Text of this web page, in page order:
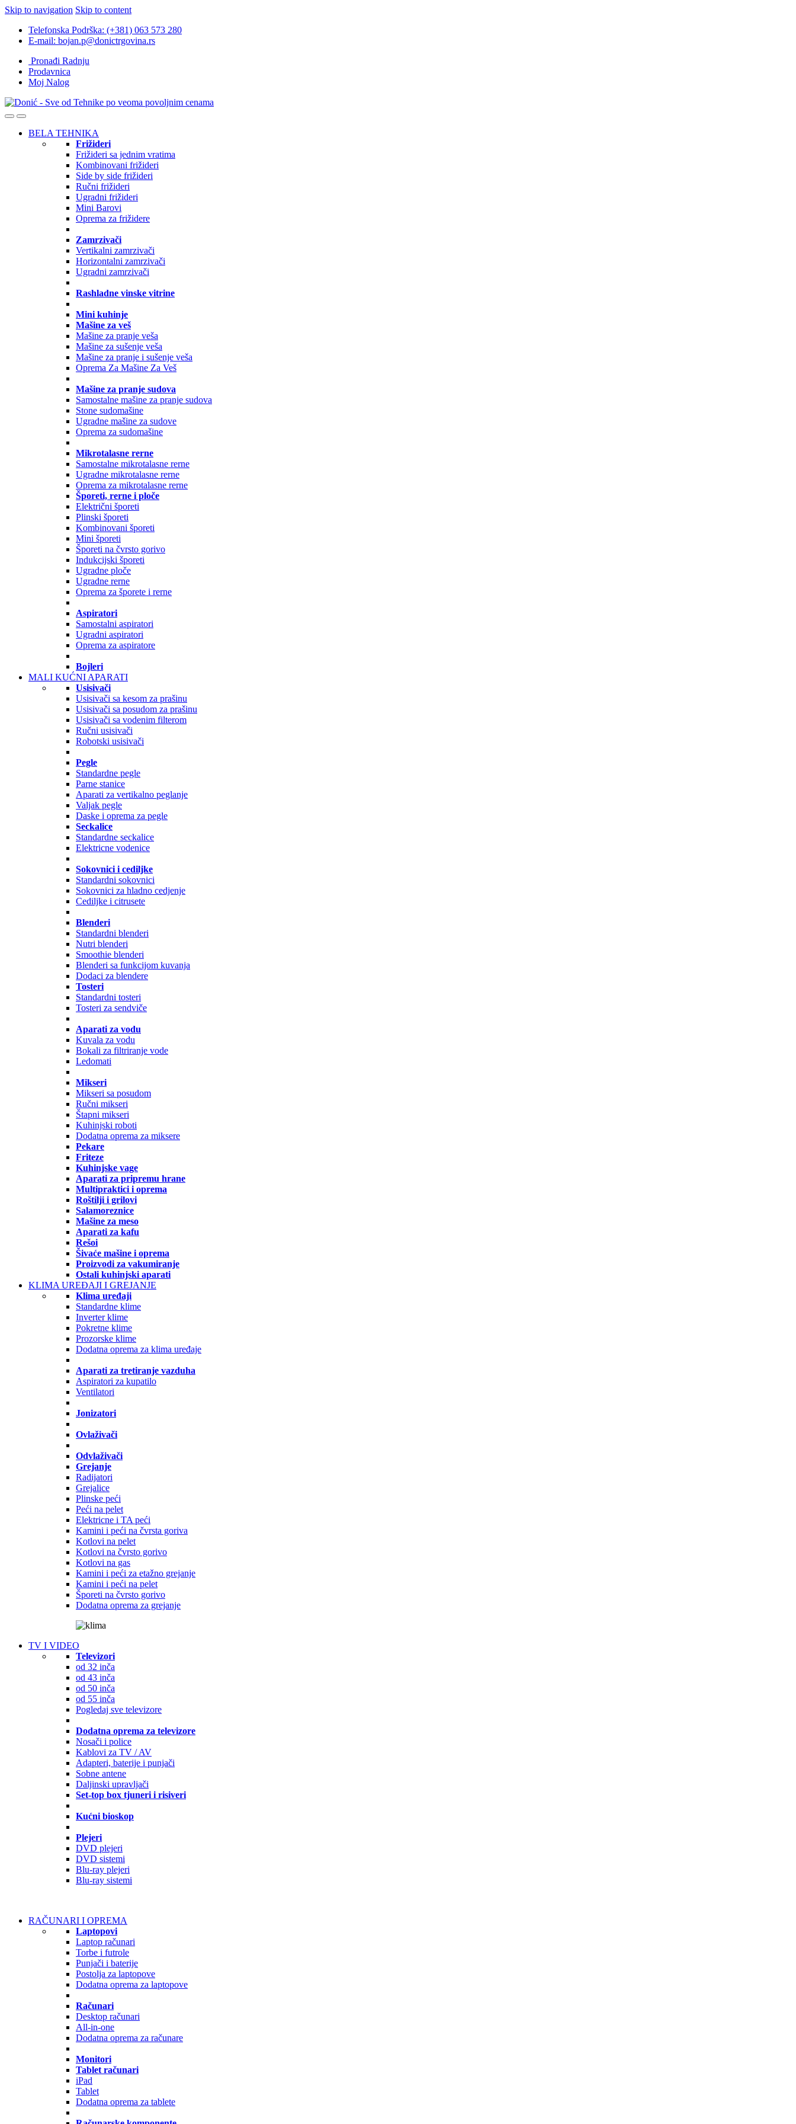
Skip to navigation Skip to content
Telefonska Podrška: (+381) 063 573 280
E-mail: bojan.p@donictrgovina.rs
Pronađi Radnju
Prodavnica
Moj Nalog
BELA TEHNIKA
Frižideri
Frižideri sa jednim vratima
Kombinovani frižideri
Side by side frižideri
Ručni frižideri
Ugradni frižideri
Mini Barovi
Oprema za frižidere
Zamrzivači
Vertikalni zamrzivači
Horizontalni zamrzivači
Ugradni zamrzivači
Rashladne vinske vitrine
Mini kuhinje
Mašine za veš
Mašine za pranje veša
Mašine za sušenje veša
Mašine za pranje i sušenje veša
Oprema Za Mašine Za Veš
Mašine za pranje sudova
Samostalne mašine za pranje sudova
Stone sudomašine
Ugradne mašine za sudove
Oprema za sudomašine
Mikrotalasne rerne
Samostalne mikrotalasne rerne
Ugradne mikrotalasne rerne
Oprema za mikrotalasne rerne
Šporeti, rerne i ploče
Električni šporeti
Plinski šporeti
Kombinovani šporeti
Mini šporeti
Šporeti na čvrsto gorivo
Indukcijski šporeti
Ugradne ploče
Ugradne rerne
Oprema za šporete i rerne
Aspiratori
Samostalni aspiratori
Ugradni aspiratori
Oprema za aspiratore
Bojleri
MALI KUĆNI APARATI
Usisivači
Usisivači sa kesom za prašinu
Usisivači sa posudom za prašinu
Usisivači sa vodenim filterom
Ručni usisivači
Robotski usisivači
Pegle
Standardne pegle
Parne stanice
Aparati za vertikalno peglanje
Valjak pegle
Daske i oprema za pegle
Seckalice
Standardne seckalice
Elektricne vodenice
Sokovnici i cediljke
Standardni sokovnici
Sokovnici za hladno cedjenje
Cediljke i citrusete
Blenderi
Standardni blenderi
Nutri blenderi
Smoothie blenderi
Blenderi sa funkcijom kuvanja
Dodaci za blendere
Tosteri
Standardni tosteri
Tosteri za sendviče
Aparati za vodu
Kuvala za vodu
Bokali za filtriranje vode
Ledomati
Mikseri
Mikseri sa posudom
Ručni mikseri
Štapni mikseri
Kuhinjski roboti
Dodatna oprema za miksere
Pekare
Friteze
Kuhinjske vage
Aparati za pripremu hrane
Multipraktici i oprema
Roštilji i grilovi
Salamoreznice
Mašine za meso
Aparati za kafu
Rešoi
Šivaće mašine i oprema
Proizvodi za vakumiranje
Ostali kuhinjski aparati
KLIMA UREĐAJI I GREJANJE
Klima uređaji
Standardne klime
Inverter klime
Pokretne klime
Prozorske klime
Dodatna oprema za klima uređaje
Aparati za tretiranje vazduha
Aspiratori za kupatilo
Ventilatori
Jonizatori
Ovlaživači
Odvlaživači
Grejanje
Radijatori
Grejalice
Plinske peći
Peći na pelet
Elektricne i TA peći
Kamini i peći na čvrsta goriva
Kotlovi na pelet
Kotlovi na čvrsto gorivo
Kotlovi na gas
Kamini i peći za etažno grejanje
Kamini i peći na pelet
Šporeti na čvrsto gorivo
Dodatna oprema za grejanje
TV I VIDEO
Televizori
od 32 inča
od 43 inča
od 50 inča
od 55 inča
Pogledaj sve televizore
Dodatna oprema za televizore
Nosači i police
Kablovi za TV / AV
Adapteri, baterije i punjači
Sobne antene
Daljinski upravljači
Set-top box tjuneri i risiveri
Kućni bioskop
Plejeri
DVD plejeri
DVD sistemi
Blu-ray plejeri
Blu-ray sistemi
RAČUNARI I OPREMA
Laptopovi
Laptop računari
Torbe i futrole
Punjači i baterije
Postolja za laptopove
Dodatna oprema za laptopove
Računari
Desktop računari
All-in-one
Dodatna oprema za računare
Monitori
Tablet računari
iPad
Tablet
Dodatna oprema za tablete